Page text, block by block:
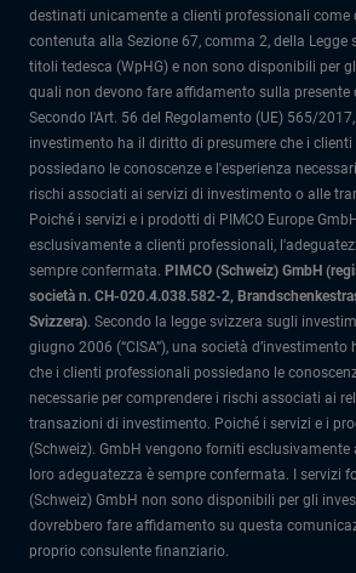
destinati unicamente a clienti professionali come
contenuta alla Sezione 67, comma 2, della Legge
titoli tedesca (WpHG) e non sono disponibili per
quali non devono fare affidamento sulla presente
Secondo l'Art. 56 del Regolamento (UE) 565/
investimento ha il diritto di presumere che i
possiedano le conoscenze e l'esperienza
rischi associati ai servizi di investimento o alle
Poiché i servizi e i prodotti di PIMCO Europe
esclusivamente a clienti professionali,
sempre confermata. PIMCO (Schweiz) GmbH
società n. CH-020.4.038.582-2,
Svizzera). Secondo la legge svizzera sugli
giugno 2006 (“CISA”), una società
che i clienti professionali possiedano le
necessarie per comprendere i rischi associati ai
transazioni di investimento. Poiché i servizi e i
(Schweiz). GmbH vengono forniti esclusivamente
loro adeguatezza è sempre confermata. I servizi
(Schweiz) GmbH non sono disponibili per gli
dovrebbero fare affidamento su questa
proprio consulente finanziario.